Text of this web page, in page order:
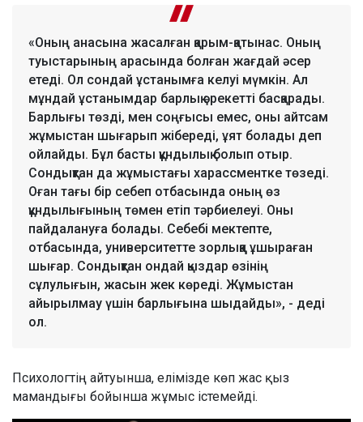
«Оның анасына жасалған қарым-қатынас. Оның
туыстарының арасында болған жағдай әсер
етеді. Ол сондай ұстанымға келуі мүмкін. Ал
мұндай ұстанымдар барлық әрекетті басқарады.
Барлығы төзді, мен соңғысы емес, оны айтсам
жұмыстан шығарып жібереді, ұят болады деп
ойлайды. Бұл басты құндылық болып отыр.
Сондықтан да жұмыстағы харассментке төзеді.
Оған тағы бір себеп отбасында оның өз
құндылығының төмен етіп тәрбиелеуі. Оны
пайдалануға болады. Себебі мектепте,
отбасында, университетте зорлыққа ұшыраған
шығар. Сондықтан ондай қыздар өзінің
сұлулығын, жасын жек көреді. Жұмыстан
айырылмау үшін барлығына шыдайды», - деді
ол.
Психологтің айтуынша, елімізде көп жас қыз
мамандығы бойынша жұмыс істемейді.